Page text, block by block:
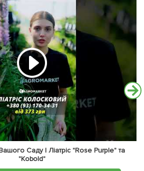
Саду | Ліатріс "Rose Purple" та
"Kobold"